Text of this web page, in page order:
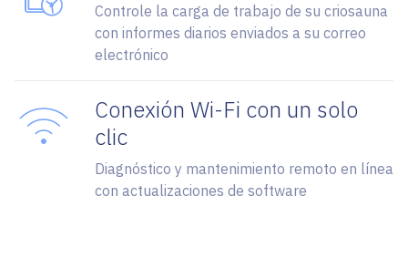
Controle la carga de trabajo de su criosauna
con informes diarios enviados a su correo
electrónico
Conexión Wi-Fi con un solo
clic
Diagnóstico y mantenimiento remoto en línea
con actualizaciones de software